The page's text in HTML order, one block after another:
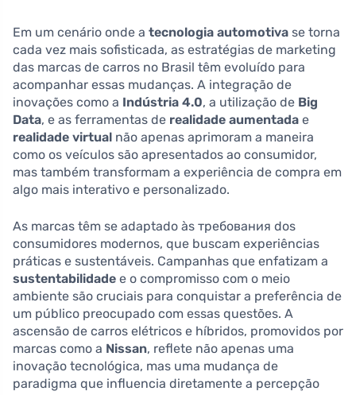
Em um cenário onde a tecnologia automotiva se torna
cada vez mais sofisticada, as estratégias de marketing
das marcas de carros no Brasil têm evoluído para
acompanhar essas mudanças. A integração de
inovações como a Indústria 4.0, a utilização de Big
Data, e as ferramentas de realidade aumentada e
realidade virtual não apenas aprimoram a maneira
como os veículos são apresentados ao consumidor,
mas também transformam a experiência de compra em
algo mais interativo e personalizado.
As marcas têm se adaptado às требования dos
consumidores modernos, que buscam experiências
práticas e sustentáveis. Campanhas que enfatizam a
sustentabilidade e o compromisso com o meio
ambiente são cruciais para conquistar a preferência de
um público preocupado com essas questões. A
ascensão de carros elétricos e híbridos, promovidos por
marcas como a Nissan, reflete não apenas uma
inovação tecnológica, mas uma mudança de
paradigma que influencia diretamente a percepção